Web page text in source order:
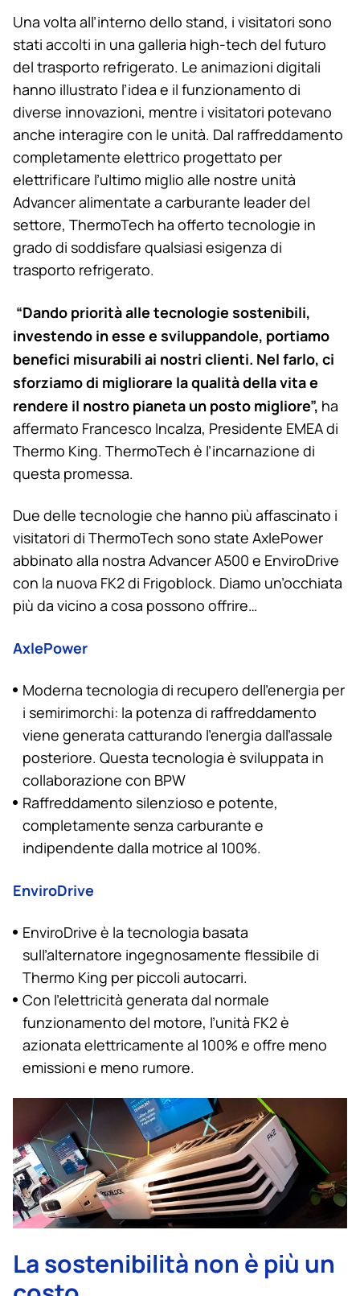
Una volta all’interno dello stand, i visitatori sono
stati accolti in una galleria high-tech del futuro
del trasporto refrigerato. Le animazioni digitali
hanno illustrato l’idea e il funzionamento di
diverse innovazioni, mentre i visitatori potevano
anche interagire con le unità. Dal raffreddamento
completamente elettrico progettato per
elettrificare l’ultimo miglio alle nostre unità
Advancer alimentate a carburante leader del
settore, ThermoTech ha offerto tecnologie in
grado di soddisfare qualsiasi esigenza di
trasporto refrigerato.
“Dando priorità alle tecnologie sostenibili,
investendo in esse e sviluppandole, portiamo
benefici misurabili ai nostri clienti. Nel farlo, ci
sforziamo di migliorare la qualità della vita e
rendere il nostro pianeta un posto migliore”, ha
affermato Francesco Incalza, Presidente EMEA di
Thermo King. ThermoTech è l’incarnazione di
questa promessa.
Due delle tecnologie che hanno più affascinato i
visitatori di ThermoTech sono state AxlePower
abbinato alla nostra Advancer A500 e EnviroDrive
con la nuova FK2 di Frigoblock. Diamo un’occhiata
più da vicino a cosa possono offrire…
AxlePower
Moderna tecnologia di recupero dell’energia per
i semirimorchi: la potenza di raffreddamento
viene generata catturando l’energia dall’assale
posteriore. Questa tecnologia è sviluppata in
collaborazione con BPW
Raffreddamento silenzioso e potente,
completamente senza carburante e
indipendente dalla motrice al 100%.
EnviroDrive
EnviroDrive è la tecnologia basata
sull’alternatore ingegnosamente flessibile di
Thermo King per piccoli autocarri.
Con l’elettricità generata dal normale
funzionamento del motore, l’unità FK2 è
azionata elettricamente al 100% e offre meno
emissioni e meno rumore.
La sostenibilità non è più un